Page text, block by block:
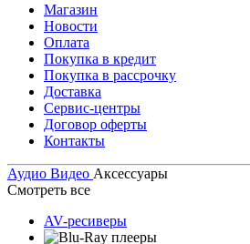
Магазин
Новости
Оплата
Покупка в кредит
Покупка в рассрочку
Доставка
Сервис-центры
Договор оферты
Контакты
Аудио Видео Аксессуары
Смотреть все
AV-ресиверы